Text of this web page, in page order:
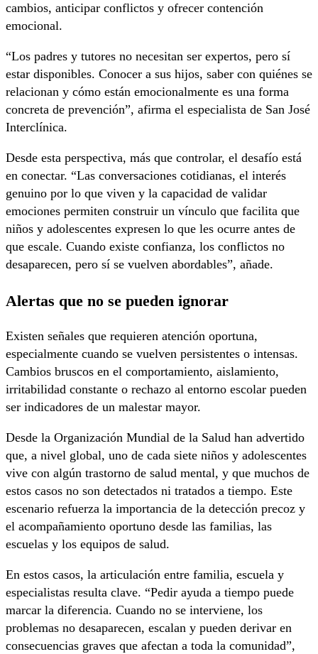
cambios, anticipar conflictos y ofrecer contención
emocional.
“Los padres y tutores no necesitan ser expertos, pero sí
estar disponibles. Conocer a sus hijos, saber con quiénes se
relacionan y cómo están emocionalmente es una forma
concreta de prevención”, afirma el especialista de San José
Interclínica.
Desde esta perspectiva, más que controlar, el desafío está
en conectar. “Las conversaciones cotidianas, el interés
genuino por lo que viven y la capacidad de validar
emociones permiten construir un vínculo que facilita que
niños y adolescentes expresen lo que les ocurre antes de
que escale. Cuando existe confianza, los conflictos no
desaparecen, pero sí se vuelven abordables”, añade.
Alertas que no se pueden ignorar
Existen señales que requieren atención oportuna,
especialmente cuando se vuelven persistentes o intensas.
Cambios bruscos en el comportamiento, aislamiento,
irritabilidad constante o rechazo al entorno escolar pueden
ser indicadores de un malestar mayor.
Desde la Organización Mundial de la Salud han advertido
que, a nivel global, uno de cada siete niños y adolescentes
vive con algún trastorno de salud mental, y que muchos de
estos casos no son detectados ni tratados a tiempo. Este
escenario refuerza la importancia de la detección precoz y
el acompañamiento oportuno desde las familias, las
escuelas y los equipos de salud.
En estos casos, la articulación entre familia, escuela y
especialistas resulta clave. “Pedir ayuda a tiempo puede
marcar la diferencia. Cuando no se interviene, los
problemas no desaparecen, escalan y pueden derivar en
consecuencias graves que afectan a toda la comunidad”,